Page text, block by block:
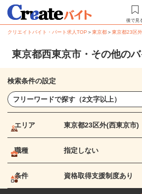
後で見
クリエイトバイト・パート求人TOP ＞東京都＞東京都23区外
東京都西東京市・その他の
検索条件の設定
エリア 東京都23区外(西東京市)
職種 指定しない
条件 資格取得支援制度あり